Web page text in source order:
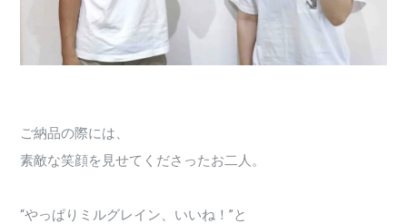
ご納品の際には、
素敵な笑顔を見せてくださったお二人。
“やっぱりミルグレイン、いいね！”と